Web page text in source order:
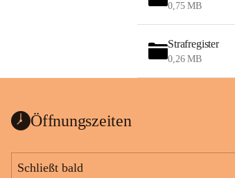
0,75 MB
Strafregister
0,26 MB
Öffnungszeiten
Schließt bald